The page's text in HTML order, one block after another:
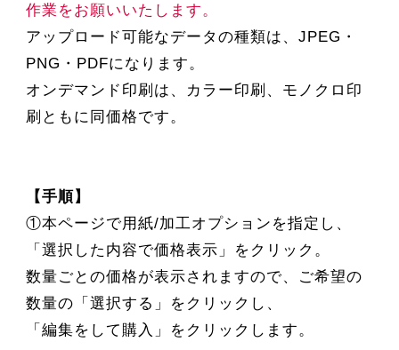
作業をお願いいたします。
アップロード可能なデータの種類は、JPEG・
PNG・PDFになります。
オンデマンド印刷は、カラー印刷、モノクロ印
刷ともに同価格です。
【手順】
①本ページで用紙/加工オプションを指定し、
「選択した内容で価格表示」をクリック。
数量ごとの価格が表示されますので、ご希望の
数量の「選択する」をクリックし、
「編集をして購入」をクリックします。